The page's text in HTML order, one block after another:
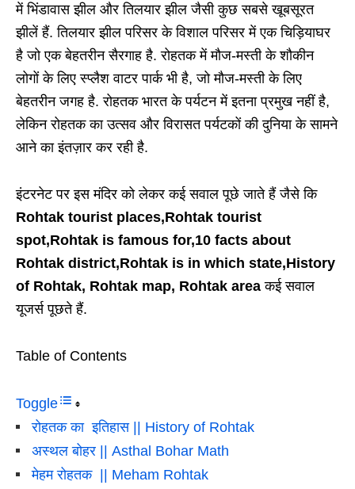
में भिंडावास झील और तिलयार झील जैसी कुछ सबसे खूबसूरत
झीलें हैं. तिलयार झील परिसर के विशाल परिसर में एक चिड़ियाघर
है जो एक बेहतरीन सैरगाह है. रोहतक में मौज-मस्ती के शौकीन
लोगों के लिए स्प्लैश वाटर पार्क भी है, जो मौज-मस्ती के लिए
बेहतरीन जगह है. रोहतक भारत के पर्यटन में इतना प्रमुख नहीं है,
लेकिन रोहतक का उत्सव और विरासत पर्यटकों की दुनिया के सामने
आने का इंतज़ार कर रही है.
इंटरनेट पर इस मंदिर को लेकर कई सवाल पूछे जाते हैं जैसे कि
Rohtak tourist places,Rohtak tourist
spot,Rohtak is famous for,10 facts about
Rohtak district,Rohtak is in which state,History
of Rohtak, Rohtak map, Rohtak area कई सवाल
यूजर्स पूछते हैं.
Table of Contents
Toggle
रोहतक का इतिहास || History of Rohtak
अस्थल बोहर || Asthal Bohar Math
मेहम रोहतक || Meham Rohtak